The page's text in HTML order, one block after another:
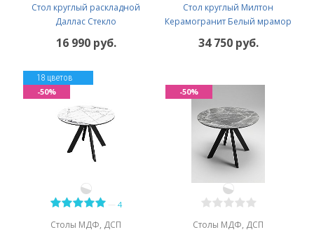
Стол круглый раскладной
Даллас Стекло
16 990 руб.
Стол круглый Милтон
Керамогранит Белый мрамор
34 750 руб.
4
Столы МДФ, ДСП
18 цветов
-50%
Столы МДФ, ДСП
-50%